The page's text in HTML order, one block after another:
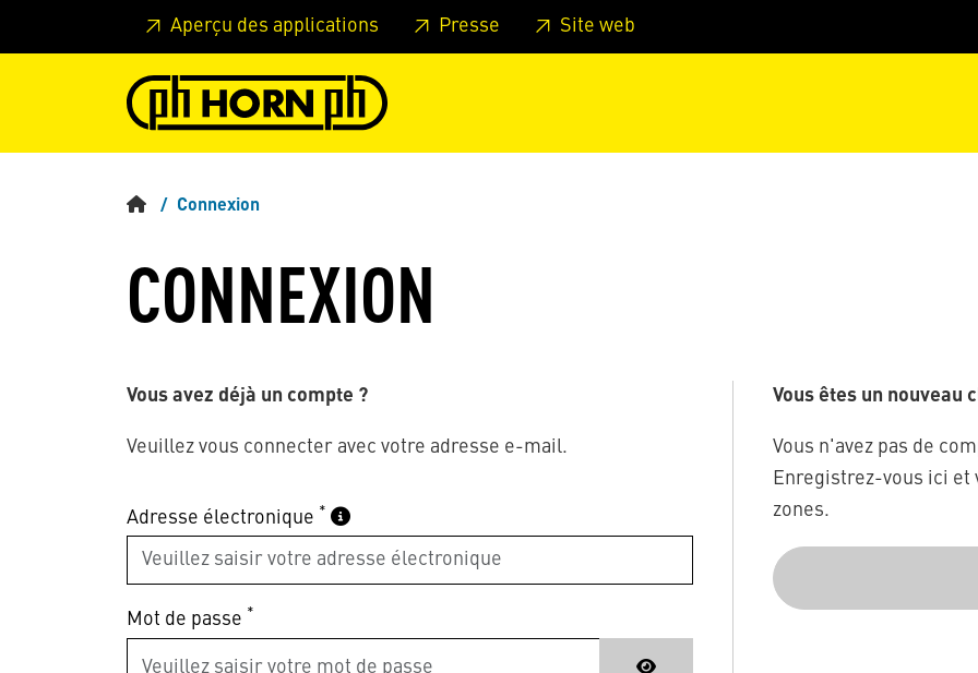
Skip to main content Passer à l'en-tête de la page Passer au pied de page
Aperçu des applications Presse Site web
Connexion
CONNEXION
Vous avez déjà un compte ?
Veuillez vous connecter avec votre adresse e-mail.
Adresse électronique *
Mot de passe *
Vous êtes un nouveau
Vous n'avez pas de
Enregistrez-vous ici et
zones.